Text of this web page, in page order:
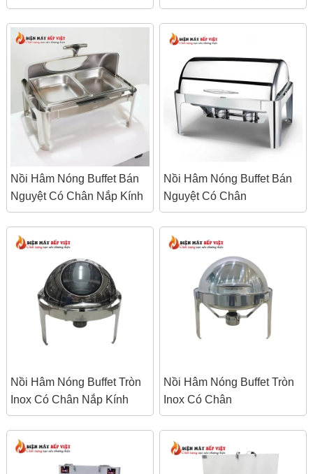
Kính
Nồi Hâm Nóng Buffet Bán
Nguyệt Có Chân Nắp Kính
Nồi Hâm Nóng Buffet Bán
Nguyệt Có Chân
Nồi Hâm Nóng Buffet Tròn
Inox Có Chân Nắp Kính
Nồi Hâm Nóng Buffet Tròn
Inox Có Chân